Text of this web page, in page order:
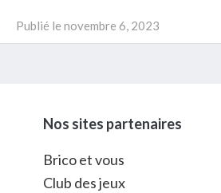
Publié le novembre 6, 2023
Nos sites partenaires
Brico et vous
Club des jeux